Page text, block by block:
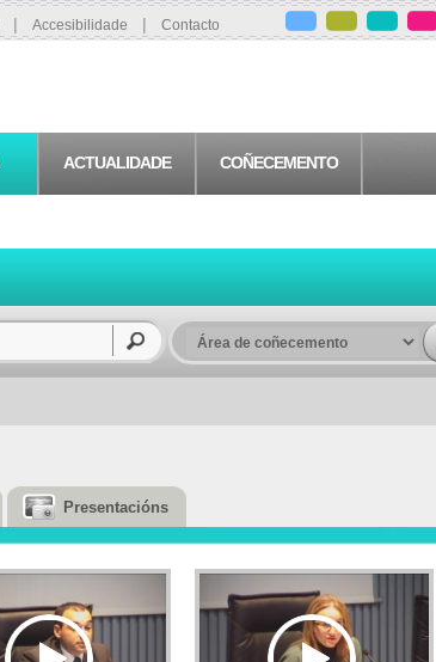
| Accesibilidade | Contacto
ACTUALIDADE COÑECEMENTO
Presentacións